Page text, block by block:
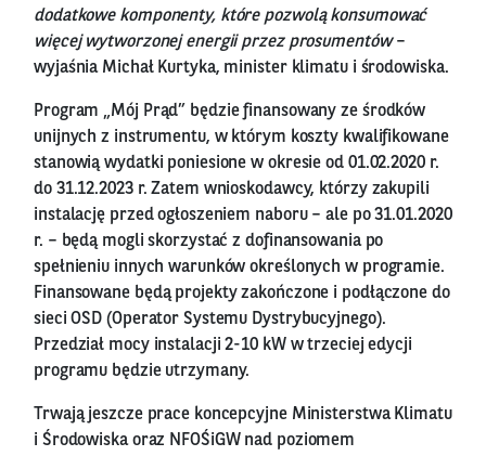
dodatkowe komponenty, które pozwolą konsumować
więcej wytworzonej energii przez prosumentów–
wyjaśnia Michał Kurtyka, minister klimatu i środowiska.
Program „Mój Prąd” będzie finansowany ze środków
unijnych z instrumentu, w którym koszty kwalifikowane
stanowią wydatki poniesione w okresie od 01.02.2020 r.
do 31.12.2023 r. Zatem wnioskodawcy, którzy zakupili
instalację przed ogłoszeniem naboru – ale po 31.01.2020
r. – będą mogli skorzystać z dofinansowania po
spełnieniu innych warunków określonych w programie.
Finansowane będą projekty zakończone i podłączone do
sieci OSD (Operator Systemu Dystrybucyjnego).
Przedział mocy instalacji 2-10 kW w trzeciej edycji
programu będzie utrzymany.
Trwają jeszcze prace koncepcyjne Ministerstwa Klimatu
i Środowiska oraz NFOŚiGW nad poziomem